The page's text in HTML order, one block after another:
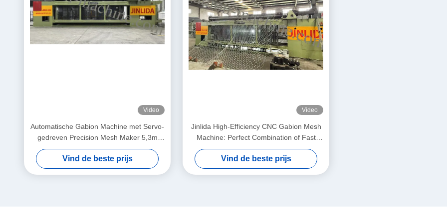
Video
Automatische Gabion Machine met Servo-
gedreven Precision Mesh Maker 5,3m
Max Breedte
Vind de beste prijs
Video
Jinlida High-Efficiency CNC Gabion Mesh
Machine: Perfect Combination of Fast
Output and Precision Weaving to Boost
Productivity
Vind de beste prijs